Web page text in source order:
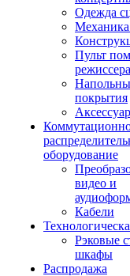
Одежда
Пульт
покрытия
оборудование
видео и
Кабели
Рэковые
шкафы
Распродажа